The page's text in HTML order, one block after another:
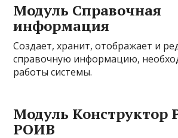
Модуль Справочная
информация
Создает, хранит, отображает и
справочную информацию,
работы системы.
Модуль Конструктор
РОИВ